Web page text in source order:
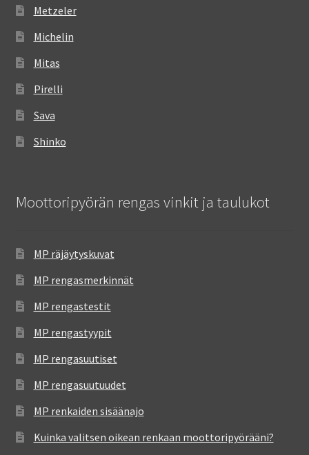
Metzeler
Michelin
Mitas
Pirelli
Sava
Shinko
Moottoripyörän rengas vinkit ja taulukot
MP räjäytyskuvat
MP rengasmerkinnät
MP rengastestit
MP rengastyypit
MP rengasuutiset
MP rengasuutuudet
MP renkaiden sisäänajo
Kuinka valitsen oikean renkaan moottoripyörääni?